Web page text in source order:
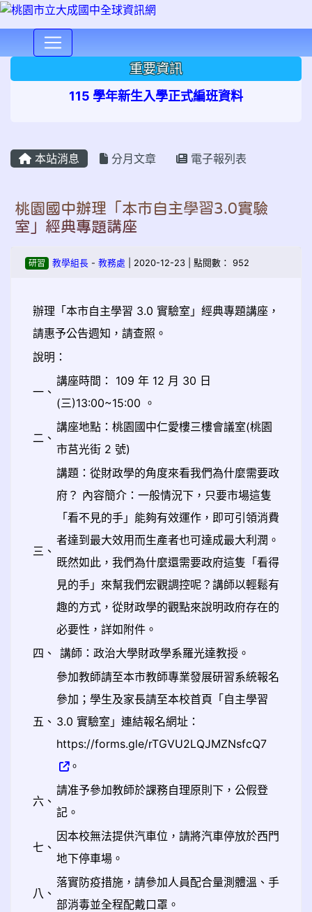
重要資訊
115 學年新生入學正式編班資料
本站消息 分月文章 電子報列表
桃園國中辦理「本市自主學習3.0實驗
室」經典專題講座
研習 教學組長- 教務處 | 2020-12-23 | 點閱數： 952
辦理「本市自主學習 3.0 實驗室」經典專題講座，
請惠予公告週知，請查照。
說明：
一、
講座時間： 109 年 12 月 30 日
(三)13:00~15:00 。
二、
講座地點：桃園國中仁愛樓三樓會議室(桃園
市莒光街 2 號)
三、
講題：從財政學的角度來看我們為什麼需要政
府？ 內容簡介：一般情況下，只要市場這隻
「看不見的手」能夠有效運作，即可引領消費
者達到最大效用而生產者也可達成最大利潤。
既然如此，我們為什麼還需要政府這隻「看得
見的手」來幫我們宏觀調控呢？講師以輕鬆有
趣的方式，從財政學的觀點來說明政府存在的
必要性，詳如附件。
四、 講師：政治大學財政學系羅光達教授。
五、
參加教師請至本市教師專業發展研習系統報名
參加；學生及家長請至本校首頁「自主學習
3.0 實驗室」連結報名網址：
https://forms.gle/rTGVU2LQJMZNsfcQ7
。
六、
請准予參加教師於課務自理原則下，公假登
記。
七、
因本校無法提供汽車位，請將汽車停放於西門
地下停車場。
八、
落實防疫措施，請參加人員配合量測體溫、手
部消毒並全程配戴口罩。